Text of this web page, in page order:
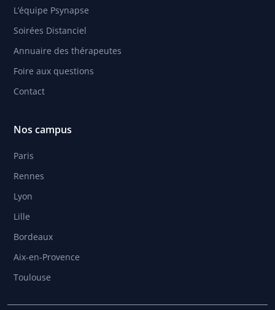
L’équipe Psynapse
Soirées Distanciel
Annuaire des thérapeutes
Foire aux questions
Contact
Nos campus
Paris
Rennes
Lyon
Lille
Bordeaux
Aix-en-Provence
Toulouse